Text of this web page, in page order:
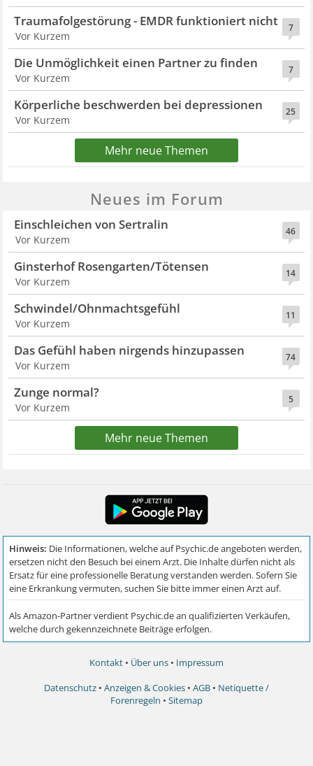
7
Traumafolgestörung - EMDR funktioniert nicht
Vor Kurzem
7
Die Unmöglichkeit einen Partner zu finden
Vor Kurzem
25
Körperliche beschwerden bei depressionen
Vor Kurzem
Mehr neue Themen
Neues im Forum
46
Einschleichen von Sertralin
Vor Kurzem
14
Ginsterhof Rosengarten/Tötensen
Vor Kurzem
11
Schwindel/Ohnmachtsgefühl
Vor Kurzem
74
Das Gefühl haben nirgends hinzupassen
Vor Kurzem
5
Zunge normal?
Vor Kurzem
Mehr neue Themen
Kontakt • Über uns • Impressum
Datenschutz • Anzeigen & Cookies • AGB • Netiquette /
Forenregeln • Sitemap